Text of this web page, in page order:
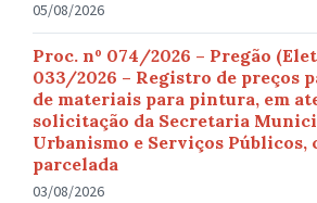
05/08/2026
Proc. nº 074/2026 – Pregão
033/2026 – Registro de preços
de materiais para pintura, em
solicitação da Secretaria
Urbanismo e Serviços Públicos,
parcelada
03/08/2026